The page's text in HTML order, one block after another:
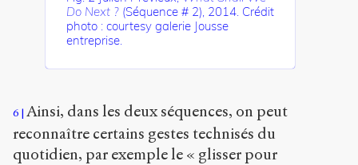
Do Next ?(Séquence # 2), 2014. Crédit
photo : courtesy galerie Jousse
entreprise.
6
Ainsi, dans les deux séquences, on peut
reconnaître certains gestes technisés du
quotidien, par exemple le « glisser pour